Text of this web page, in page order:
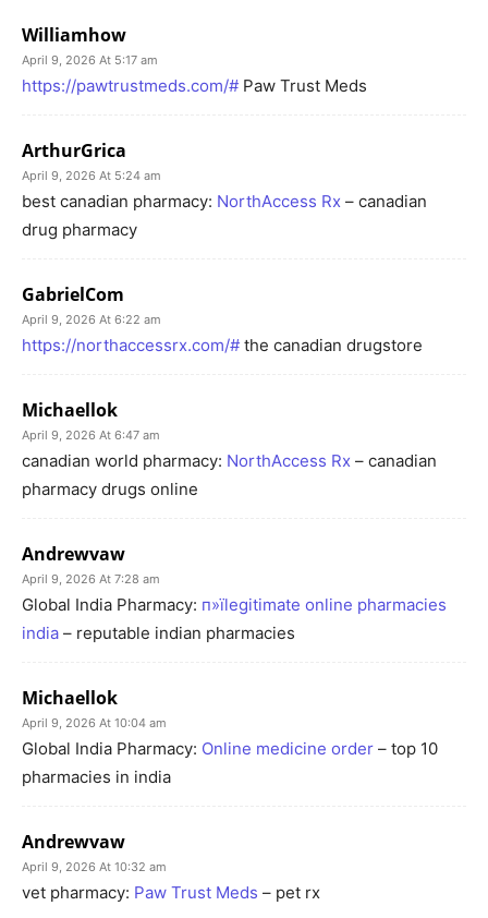
Williamhow
April 9, 2026 At 5:17 am
https://pawtrustmeds.com/# Paw Trust Meds
ArthurGrica
April 9, 2026 At 5:24 am
best canadian pharmacy: NorthAccess Rx – canadian
drug pharmacy
GabrielCom
April 9, 2026 At 6:22 am
https://northaccessrx.com/# the canadian drugstore
Michaellok
April 9, 2026 At 6:47 am
canadian world pharmacy: NorthAccess Rx – canadian
pharmacy drugs online
Andrewvaw
April 9, 2026 At 7:28 am
Global India Pharmacy: п»їlegitimate online pharmacies
india – reputable indian pharmacies
Michaellok
April 9, 2026 At 10:04 am
Global India Pharmacy: Online medicine order – top 10
pharmacies in india
Andrewvaw
April 9, 2026 At 10:32 am
vet pharmacy: Paw Trust Meds – pet rx